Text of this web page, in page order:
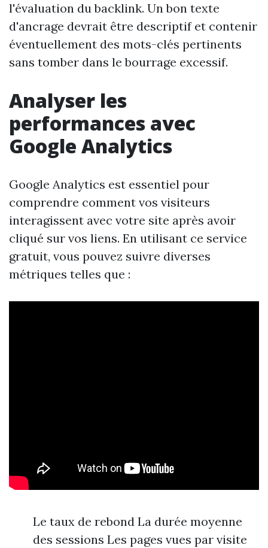
l'évaluation du backlink. Un bon texte
d'ancrage devrait être descriptif et contenir
éventuellement des mots-clés pertinents
sans tomber dans le bourrage excessif.
Analyser les
performances avec
Google Analytics
Google Analytics est essentiel pour
comprendre comment vos visiteurs
interagissent avec votre site après avoir
cliqué sur vos liens. En utilisant ce service
gratuit, vous pouvez suivre diverses
métriques telles que :
Le taux de rebond La durée moyenne
des sessions Les pages vues par visite